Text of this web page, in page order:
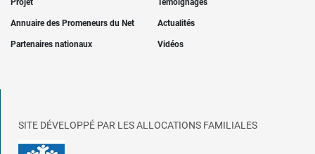
Projet Témoignages
Annuaire des Promeneurs du Net Actualités
Partenaires nationaux Vidéos
SITE DÉVELOPPÉ PAR LES ALLOCATIONS FAMILIALES